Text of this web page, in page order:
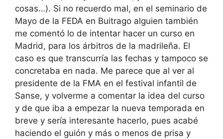
cosas…). Si no recuerdo mal, en el seminario de
Mayo de la FEDA en Buitrago alguien también
me comentó lo de intentar hacer un curso en
Madrid, para los árbitros de la madrileña. El
caso es que transcurría las fechas y tampoco se
concretaba en nada. Me parece que al ver al
presidente de la FMA en el festival infantil de
Sanse, y volverme a comentar la idea del curso
y de que iba a empezar la nueva temporada en
breve y sería interesante hacerlo, pues acabé
haciendo el guión y más o menos de prisa y